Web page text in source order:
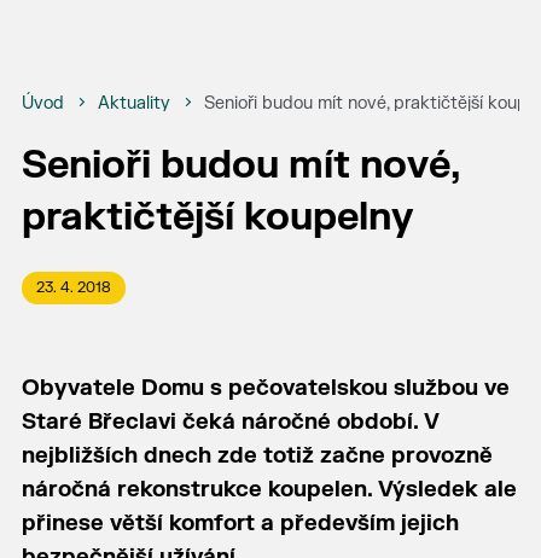
Úvod Aktuality Senioři budou mít nové, praktičtější
Senioři budou mít nové,
praktičtější koupelny
23. 4. 2018
Obyvatele Domu s pečovatelskou službou ve
Staré Břeclavi čeká náročné období. V
nejbližších dnech zde totiž začne provozně
náročná rekonstrukce koupelen. Výsledek ale
přinese větší komfort a především jejich